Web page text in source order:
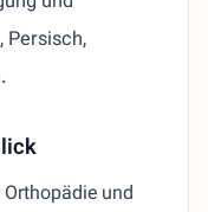
Persisch,
und